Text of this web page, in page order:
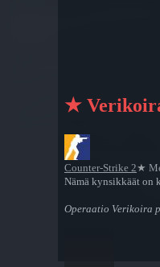
★
Counter-Strike 2★
Nämä kynsikkäät on
Operaatio Verikoira